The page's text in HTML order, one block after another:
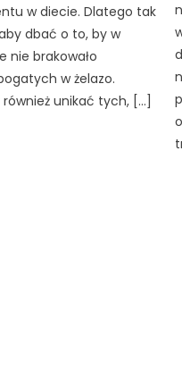
w diecie. Dlatego tak
dbać o to, by w
nie brakowało
w żelazo.
unikać tych, […]